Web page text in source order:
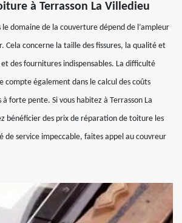
à Terrasson La Villedieu
le domaine de la couverture dépend de l’ampleur
Cela concerne la taille des fissures, la qualité et
des fournitures indispensables. La difficulté
compte également dans le calcul des coûts
forte pente. Si vous habitez à Terrasson La
bénéficier des prix de réparation de toiture les
de service impeccable, faites appel au couvreur